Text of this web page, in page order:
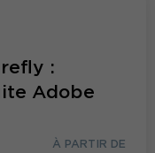
:
Adobe
À PARTIR DE